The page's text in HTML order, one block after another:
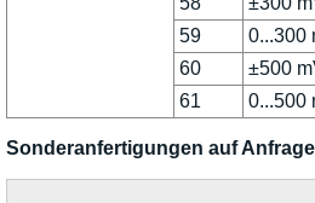
59
0...300
60
±500
61
0...500
Sonderanfertigungen auf